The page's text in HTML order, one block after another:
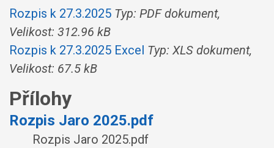
Rozpis k 27.3.2025 Typ: PDF dokument,
Velikost: 312.96 kB
Rozpis k 27.3.2025 Excel Typ: XLS dokument,
Velikost: 67.5 kB
Přílohy
Rozpis Jaro 2025.pdf
Rozpis Jaro 2025.pdf